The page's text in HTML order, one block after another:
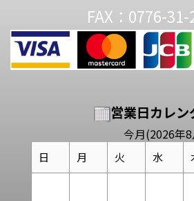
FAX：0776-31-
営業日カレン
今月(2026年
日 月 火 水